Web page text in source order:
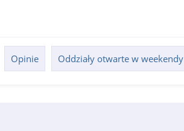
Opinie Oddziały otwarte w weekendy